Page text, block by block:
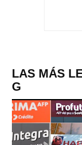
LAS MÁS
G